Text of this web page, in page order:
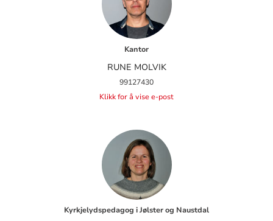
Kantor
RUNE MOLVIK
99127430
Klikk for å vise e-post
Kyrkjelydspedagog i Jølster og Naustdal